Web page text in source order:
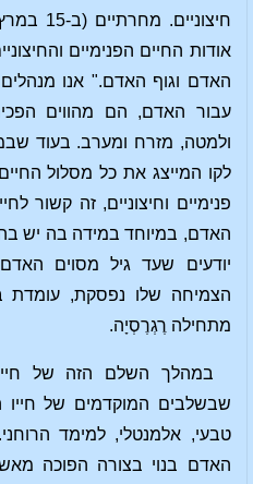
אודות החיים הפנימיים
האדם וגוף האדם." אנו מנהלים
עבור האדם, הם מהווים
ולמטה, מזרח ומערב. בעוד
לקו המייצג את כל מסלול
פנימיים וחיצוניים, זה קשור
האדם, במיוחד במידה בה יש
יודעים שעד גיל מסוים
הצמיחה שלו נפסקת, עומדת
מתחילה רֶגְרֶסְיָה.
במהלך השלם הזה של
שבשלבים המוקדמים של חייו
טבעי, אלמנטלי, למימד
האדם בנוי בצורה הפוכה